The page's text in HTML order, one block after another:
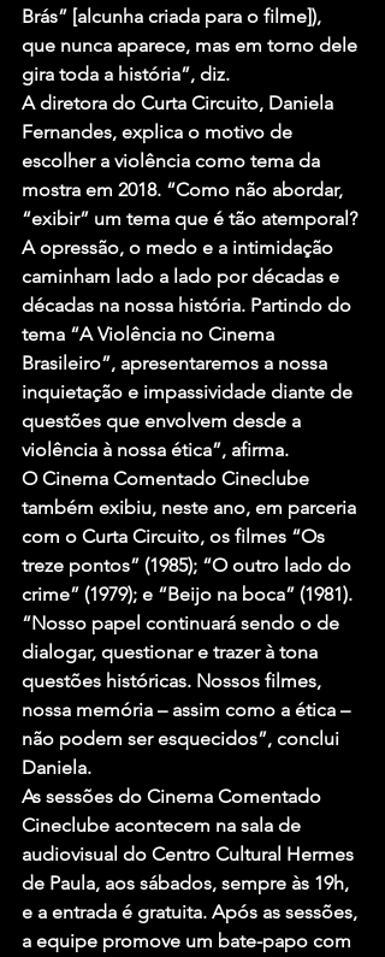
Brás” [alcunha criada para o filme]),
que nunca aparece, mas em torno dele
gira toda a história”, diz.
A diretora do Curta Circuito, Daniela
Fernandes, explica o motivo de
escolher a violência como tema da
mostra em 2018. “Como não abordar,
“exibir” um tema que é tão atemporal?
A opressão, o medo e a intimidação
caminham lado a lado por décadas e
décadas na nossa história. Partindo do
tema “A Violência no Cinema
Brasileiro”, apresentaremos a nossa
inquietação e impassividade diante de
questões que envolvem desde a
violência à nossa ética”, afirma.
O Cinema Comentado Cineclube
também exibiu, neste ano, em parceria
com o Curta Circuito, os filmes “Os
treze pontos” (1985); “O outro lado do
crime” (1979); e “Beijo na boca” (1981).
“Nosso papel continuará sendo o de
dialogar, questionar e trazer à tona
questões históricas. Nossos filmes,
nossa memória – assim como a ética –
não podem ser esquecidos”, conclui
Daniela.
As sessões do Cinema Comentado
Cineclube acontecem na sala de
audiovisual do Centro Cultural Hermes
de Paula, aos sábados, sempre às 19h,
e a entrada é gratuita. Após as sessões,
a equipe promove um bate-papo com